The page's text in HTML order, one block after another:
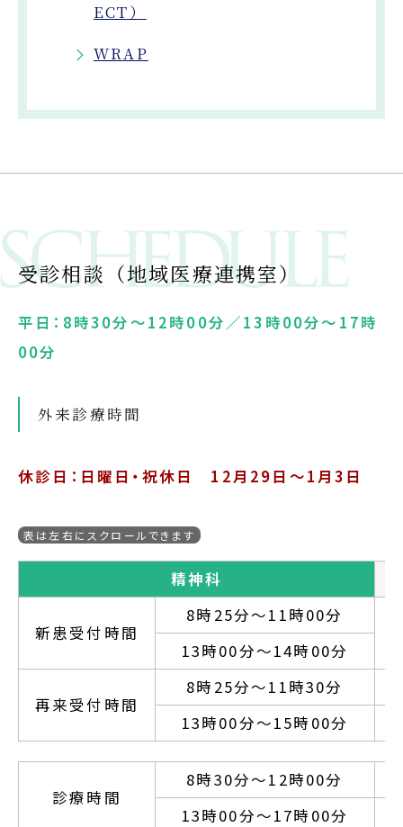
ECT）
WRAP
受診相談（地域医療連携室）
平日：8時30分～12時00分／13時00分～17時
00分
外来診療時間
休診日：日曜日・祝休日 12月29日～1月3日
精神科
新患受付時間
8時25分～11時00分
13時00分～14時00分
再来受付時間
8時25分～11時30分
13時00分～15時00分
診療時間
8時30分～12時00分
13時00分～17時00分